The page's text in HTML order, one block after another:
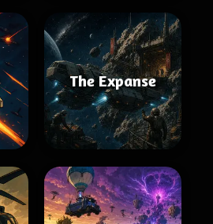
The Expanse